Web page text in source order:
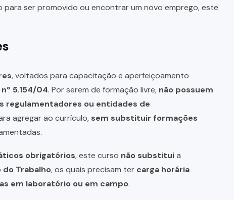
ser promovido ou encontrar um novo emprego, este
, voltados para capacitação e aperfeiçoamento
5.154/04. Por serem de formação livre, não possuem
regulamentadores ou entidades de
agregar ao currículo, sem substituir formações
obrigatórios, este curso não substituia
Trabalho, os quais precisam ter carga horária
em laboratório ou em campo.